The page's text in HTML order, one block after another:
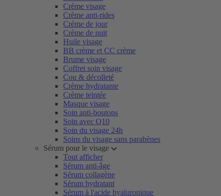
Crème visage
Crème anti-rides
Crème de jour
Crème de nuit
Huile visage
BB crème et CC crème
Brume visage
Coffret soin visage
Cou & décolleté
Crème hydratante
Crème teintée
Masque visage
Soin anti-boutons
Soin avec Q10
Soin du visage 24h
Soins du visage sans parabènes
Sérum pour le visage
Tout afficher
Sérum anti-âge
Sérum collagène
Sérum hydratant
Sérum à l'acide hyaluronique